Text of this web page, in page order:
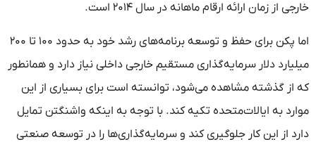
خارجی از زمان ارائه ارقام ماهانه در سال ۲۰۱۴ است.
اما پکن برای حفظ و توسعه برنامه‌های رشد خود به حدود ۱۰۰ تا ۲۰۰
میلیارد دلار سرمایه‌گذاری مستقیم خارجی داخلی نیاز دارد و همانطور
که از گذشته مشاهده می‌شود، توانسته است برای بسیاری از این
موارد به ایالات‌متحده تکیه کند. با توجه به اینکه واشنگتن تمایل
دارد از این کار جلوگیری کند و سرمایه‌گذاری‌ها را در توسعه صنعتی